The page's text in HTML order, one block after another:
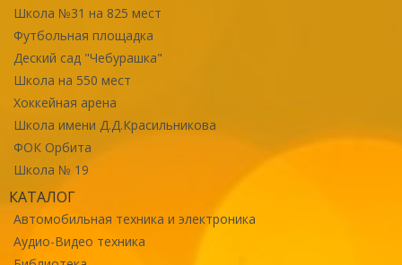
Школа №31 на 825 мест
Футбольная площадка
Деский сад "Чебурашка"
Школа на 550 мест
Хоккейная арена
Школа имени Д.Д.Красильникова
ФОК Орбита
Школа № 19
КАТАЛОГ
Автомобильная техника и электроника
Аудио-Видео техника